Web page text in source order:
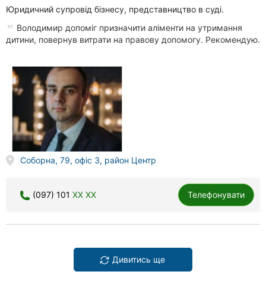
Юридичний супровід бізнесу, представництво в суді.
Володимир допоміг призначити аліменти на утримання
дитини, повернув витрати на правову допомогу. Рекомендую.
Соборна, 79, офіс 3, район Центр
(097) 101 XX XX Телефонувати
Дивитись ще